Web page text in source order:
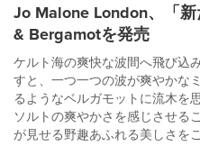
Jo Malone London、「
& Bergamotを発売
ケルト海の爽快な波間へ飛び込
すと、一つ一つの波が爽やかな
るようなベルガモットに流木を
ソルトの爽やかさを感じさせる
が見せる野趣あふれる美しさを